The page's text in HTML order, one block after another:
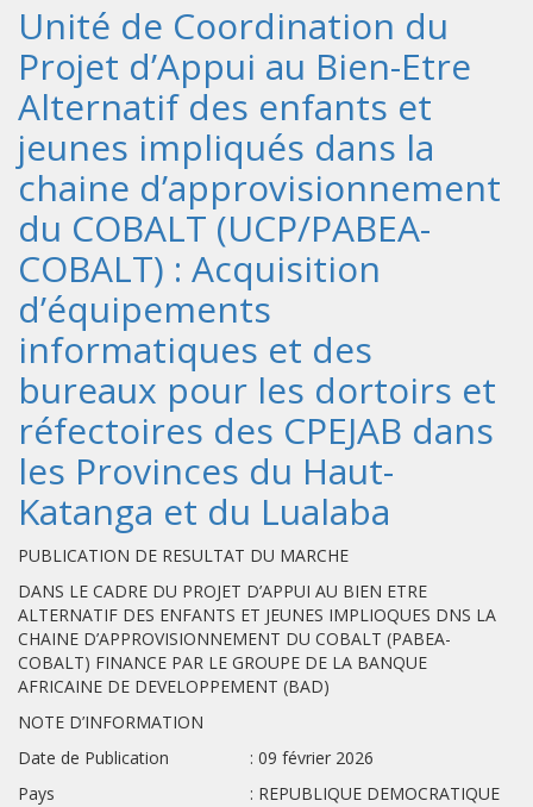
Unité de Coordination du
Projet d’Appui au Bien-Etre
Alternatif des enfants et
jeunes impliqués dans la
chaine d’approvisionnement
du COBALT (UCP/PABEA-
COBALT) : Acquisition
d’équipements
informatiques et des
bureaux pour les dortoirs et
réfectoires des CPEJAB dans
les Provinces du Haut-
Katanga et du Lualaba
PUBLICATION DE RESULTAT DU MARCHE
DANS LE CADRE DU PROJET D’APPUI AU BIEN ETRE
ALTERNATIF DES ENFANTS ET JEUNES IMPLIOQUES DNS LA
CHAINE D’APPROVISIONNEMENT DU COBALT (PABEA-
COBALT) FINANCE PAR LE GROUPE DE LA BANQUE
AFRICAINE DE DEVELOPPEMENT (BAD)
NOTE D’INFORMATION
Date de Publication : 09 février 2026
Pays : REPUBLIQUE DEMOCRATIQUE